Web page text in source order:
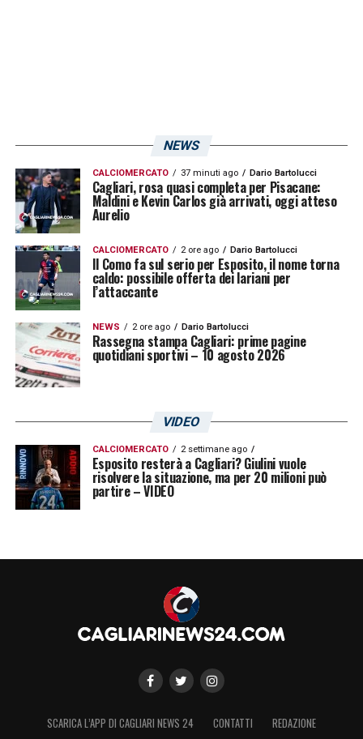
MONZA – Akpa Akpro, Machin
NAPOLI – Anguissa, Osimhen
ROMA – N’Dicka, Aouar
SALERNITANA – Bronn, Coulibaly, Cabral,
Dia
SASSUOLO – Obiang
UDINESE – Ebosse, Okoye, Success,
Kamara, Masina
NEWS
CALCIOMERCATO 37 minuti ago Dario Bartolucci
Cagliari, rosa quasi completa per Pisacane:
Maldini e Kevin Carlos già arrivati, oggi atteso
Aurelio
CALCIOMERCATO 2 ore ago Dario Bartolucci
Il Como fa sul serio per Esposito, il nome torna
caldo: possibile offerta dei lariani per
l’attaccante
NEWS 2 ore ago Dario Bartolucci
Rassegna stampa Cagliari: prime pagine
quotidiani sportivi – 10 agosto 2026
VIDEO
CALCIOMERCATO 2 settimane ago
Esposito resterà a Cagliari? Giulini vuole
risolvere la situazione, ma per 20 milioni può
partire – VIDEO
SCARICA L’APP DI CAGLIARI NEWS 24 CONTATTI
REDAZIONE